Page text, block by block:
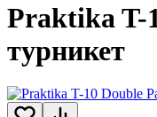
Praktika T-
турникет